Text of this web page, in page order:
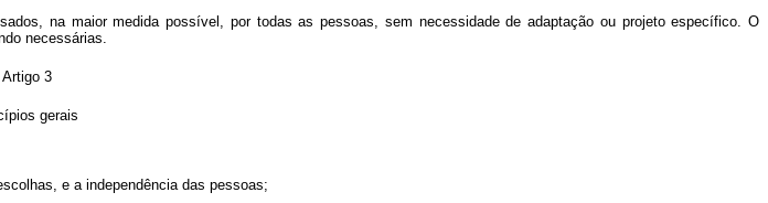
na maior medida possível, por todas as pessoas, sem necessidade de adaptação ou projeto específico. O
necessárias.
Artigo 3
gerais
e a independência das pessoas;